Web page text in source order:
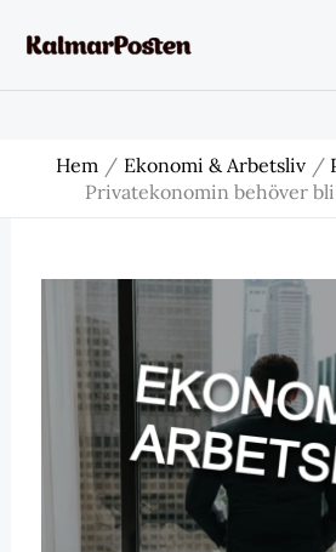
Hem Ekonomi & Arbetsliv
Privatekonomin behöver